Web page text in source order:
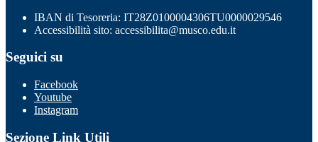
IBAN di Tesoreria: IT28Z0100004306TU0000029546
Accessibilità sito: accessibilita@musco.edu.it
Seguici su
Facebook
Youtube
Instagram
Sezione Link Utili